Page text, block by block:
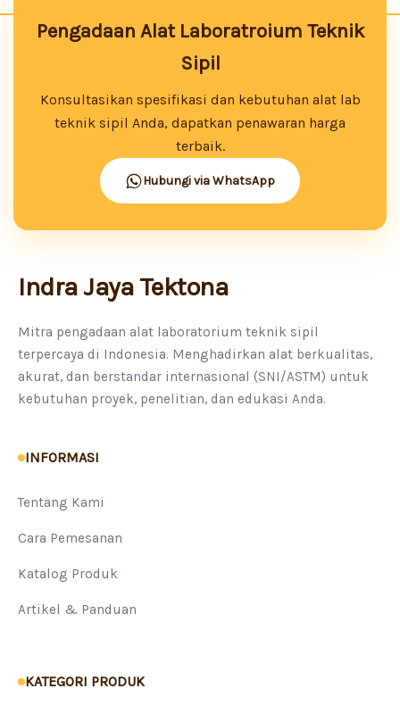
Pengadaan Alat Laboratroium Teknik
Sipil
Konsultasikan spesifikasi dan kebutuhan alat lab
teknik sipil Anda, dapatkan penawaran harga
terbaik.
Hubungi via WhatsApp
Indra Jaya Tektona
Mitra pengadaan alat laboratorium teknik sipil
terpercaya di Indonesia. Menghadirkan alat berkualitas,
akurat, dan berstandar internasional (SNI/ASTM) untuk
kebutuhan proyek, penelitian, dan edukasi Anda.
INFORMASI
Tentang Kami
Cara Pemesanan
Katalog Produk
Artikel & Panduan
KATEGORI PRODUK